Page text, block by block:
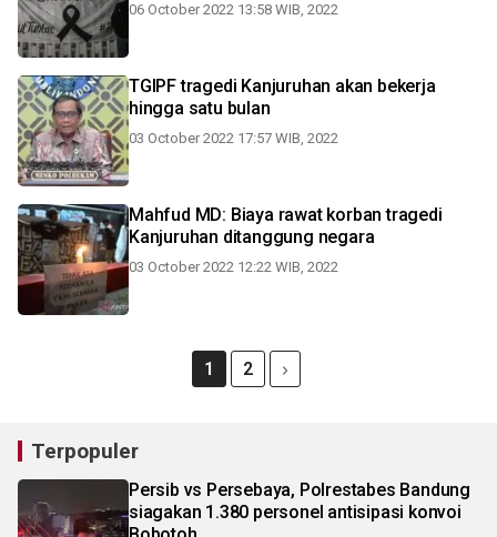
06 October 2022 13:58 WIB, 2022
TGIPF tragedi Kanjuruhan akan bekerja
hingga satu bulan
03 October 2022 17:57 WIB, 2022
Mahfud MD: Biaya rawat korban tragedi
Kanjuruhan ditanggung negara
03 October 2022 12:22 WIB, 2022
1 2
Terpopuler
Persib vs Persebaya, Polrestabes Bandung
siagakan 1.380 personel antisipasi konvoi